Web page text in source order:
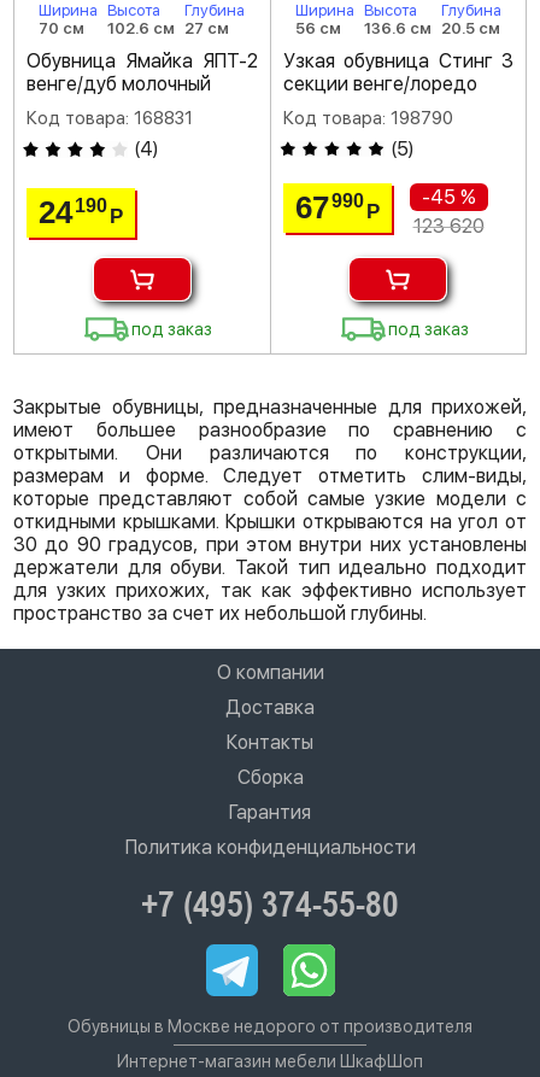
Ширина
70 см
Высота
102.6 см
Глубина
27 см
Обувница Ямайка ЯПТ-2
венге/дуб молочный
Код товара: 168831
(4)
24190Р
под заказ
Ширина
56 см
Высота
136.6 см
Глубина
20.5 см
Узкая обувница Стинг 3
секции венге/лоредо
Код товара: 198790
(5)
67990 Р
-45 %
123 620
под заказ
Закрытые обувницы, предназначенные для прихожей,
имеют большее разнообразие по сравнению с
открытыми. Они различаются по конструкции,
размерам и форме. Следует отметить слим-виды,
которые представляют собой самые узкие модели с
откидными крышками. Крышки открываются на угол от
30 до 90 градусов, при этом внутри них установлены
держатели для обуви. Такой тип идеально подходит
для узких прихожих, так как эффективно использует
пространство за счет их небольшой глубины.
О компании
Доставка
Контакты
Сборка
Гарантия
Политика конфиденциальности
+7 (495) 374-55-80
Обувницы в Москве недорого от производителя
Интернет-магазин мебели ШкафШоп